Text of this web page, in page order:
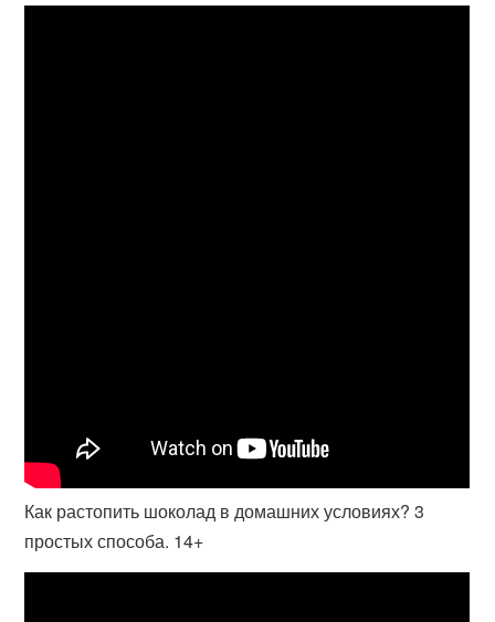
Как растопить шоколад в домашних условиях? 3
простых способа. 14+